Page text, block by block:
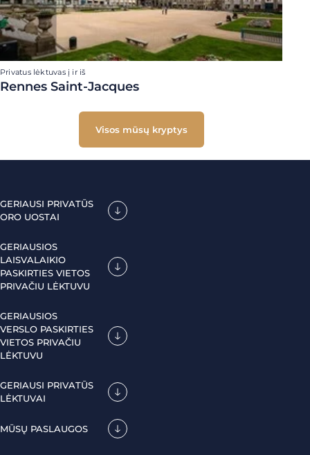
Privatus lėktuvas į ir iš
Rennes Saint-Jacques
Visos mūsų kryptys
GERIAUSI PRIVATŪS
ORO UOSTAI
GERIAUSIOS
LAISVALAIKIO
PASKIRTIES VIETOS
PRIVAČIU LĖKTUVU
GERIAUSIOS
VERSLO PASKIRTIES
VIETOS PRIVAČIU
LĖKTUVU
GERIAUSI PRIVATŪS
LĖKTUVAI
MŪSŲ PASLAUGOS